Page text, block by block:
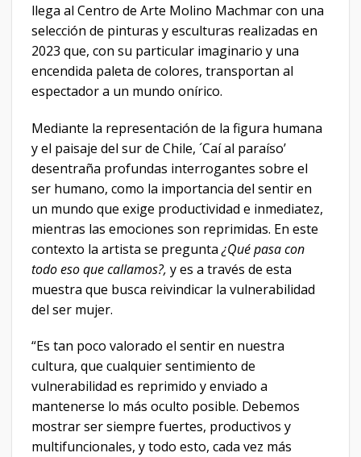
llega al Centro de Arte Molino Machmar con una
selección de pinturas y esculturas realizadas en
2023 que, con su particular imaginario y una
encendida paleta de colores, transportan al
espectador a un mundo onírico.
Mediante la representación de la figura humana
y el paisaje del sur de Chile, ´Caí al paraíso’
desentraña profundas interrogantes sobre el
ser humano, como la importancia del sentir en
un mundo que exige productividad e inmediatez,
mientras las emociones son reprimidas. En este
contexto la artista se pregunta¿Qué pasa con
todo eso que callamos?, y es a través de esta
muestra que busca reivindicar la vulnerabilidad
del ser mujer.
“Es tan poco valorado el sentir en nuestra
cultura, que cualquier sentimiento de
vulnerabilidad es reprimido y enviado a
mantenerse lo más oculto posible. Debemos
mostrar ser siempre fuertes, productivos y
multifuncionales, y todo esto, cada vez más